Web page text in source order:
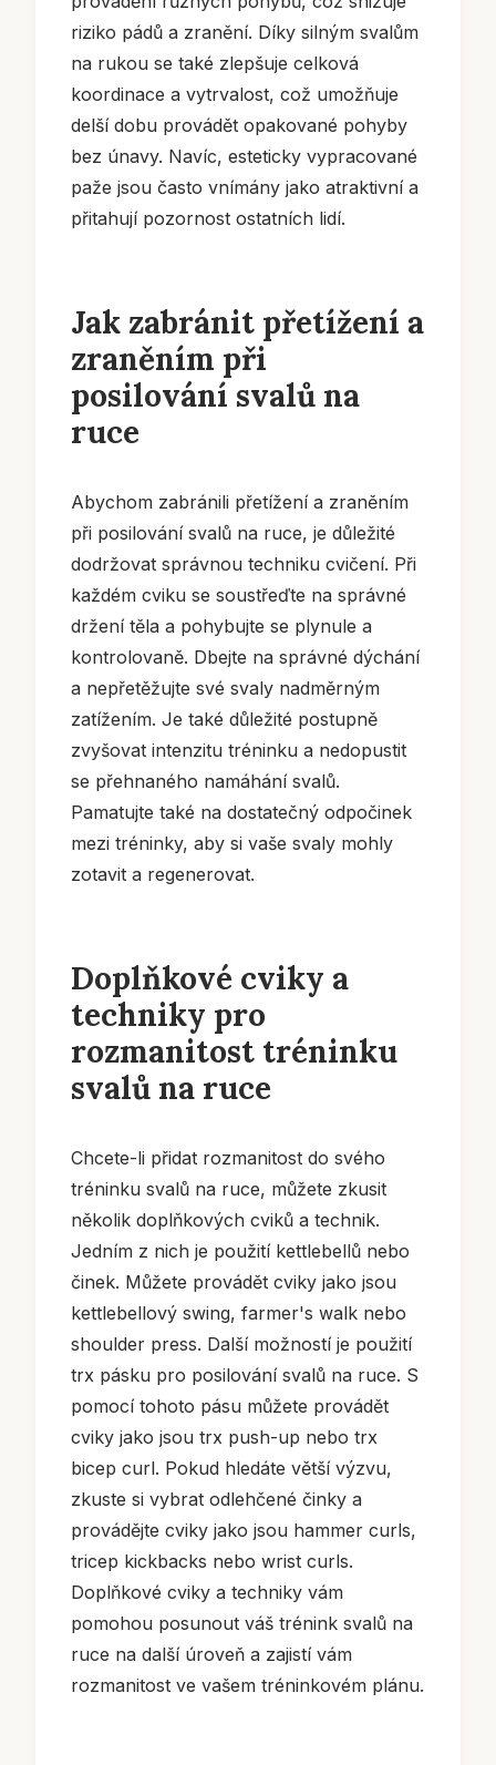
riziko pádů a zranění. Díky silným svalům
na rukou se také zlepšuje celková
koordinace a vytrvalost, což umožňuje
delší dobu provádět opakované pohyby
bez únavy. Navíc, esteticky vypracované
paže jsou často vnímány jako atraktivní a
přitahují pozornost ostatních lidí.
Jak zabránit přetížení a
zraněním při
posilování svalů na
ruce
Abychom zabránili přetížení a zraněním
při posilování svalů na ruce, je důležité
dodržovat správnou techniku cvičení. Při
každém cviku se soustřeďte na správné
držení těla a pohybujte se plynule a
kontrolovaně. Dbejte na správné dýchání
a nepřetěžujte své svaly nadměrným
zatížením. Je také důležité postupně
zvyšovat intenzitu tréninku a nedopustit
se přehnaného namáhání svalů.
Pamatujte také na dostatečný odpočinek
mezi tréninky, aby si vaše svaly mohly
zotavit a regenerovat.
Doplňkové cviky a
techniky pro
rozmanitost tréninku
svalů na ruce
Chcete-li přidat rozmanitost do svého
tréninku svalů na ruce, můžete zkusit
několik doplňkových cviků a technik.
Jedním z nich je použití kettlebellů nebo
činek. Můžete provádět cviky jako jsou
kettlebellový swing, farmer's walk nebo
shoulder press. Další možností je použití
trx pásku pro posilování svalů na ruce. S
pomocí tohoto pásu můžete provádět
cviky jako jsou trx push-up nebo trx
bicep curl. Pokud hledáte větší výzvu,
zkuste si vybrat odlehčené činky a
provádějte cviky jako jsou hammer curls,
tricep kickbacks nebo wrist curls.
Doplňkové cviky a techniky vám
pomohou posunout váš trénink svalů na
ruce na další úroveň a zajistí vám
rozmanitost ve vašem tréninkovém plánu.